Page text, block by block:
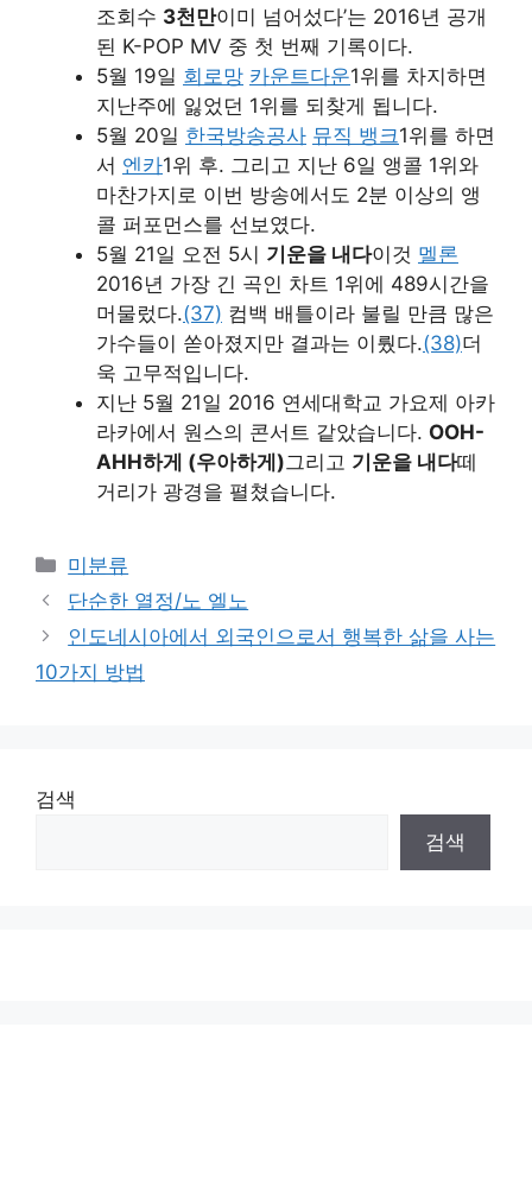
조회수 3천만이미 넘어섰다’는 2016년 공개
된 K-POP MV 중 첫 번째 기록이다.
5월 19일 회로망 카운트다운1위를 차지하면
지난주에 잃었던 1위를 되찾게 됩니다.
5월 20일 한국방송공사 뮤직 뱅크1위를 하면
서 엔카1위 후. 그리고 지난 6일 앵콜 1위와
마찬가지로 이번 방송에서도 2분 이상의 앵
콜 퍼포먼스를 선보였다.
5월 21일 오전 5시 기운을 내다이것 멜론
2016년 가장 긴 곡인 차트 1위에 489시간을
머물렀다.(37) 컴백 배틀이라 불릴 만큼 많은
가수들이 쏟아졌지만 결과는 이뤘다.(38)더
욱 고무적입니다.
지난 5월 21일 2016 연세대학교 가요제 아카
라카에서 원스의 콘서트 같았습니다. OOH-
AHH하게 (우아하게)그리고 기운을 내다떼
거리가 광경을 펼쳤습니다.
Categories
미분류
단순한 열정/노 엘노
인도네시아에서 외국인으로서 행복한 삶을 사는
10가지 방법
검색
검색